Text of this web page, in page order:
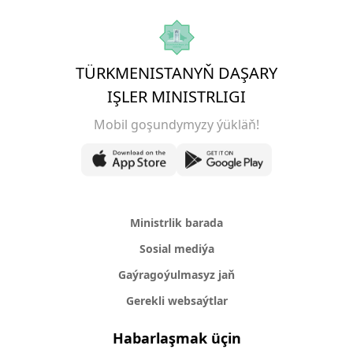
TÜRKMENISTANYŇ DAŞARY
IŞLER MINISTRLIGI
Mobil goşundymyzy ýükläň!
Ministrlik barada
Sosial mediýa
Gaýragoýulmasyz jaň
Gerekli websaýtlar
Habarlaşmak üçin